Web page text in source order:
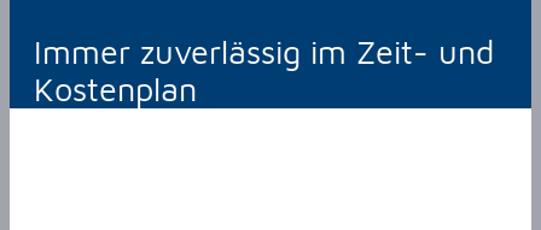
Immer zuverlässig im Zeit- und
Kostenplan